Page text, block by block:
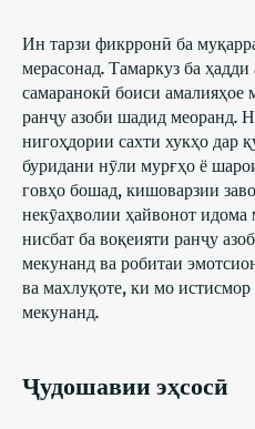
Ин тарзи фикрронӣ ба
мерасонад. Тамаркуз ба
самаранокӣ боиси амалияҳое
ранҷу азоби шадид меоранд.
нигоҳдории сахти хукҳо дар
буридани нӯли мурғҳо ё
говҳо бошад, кишоварзии
некӯаҳволии ҳайвонот
нисбат ба воқеияти ранҷу
мекунанд ва робитаи
ва махлуқоте, ки мо
мекунанд.
Ҷудошавии эҳсосӣ